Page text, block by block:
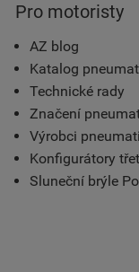
Pro motoristy
AZ blog
Katalog
Technické rady
Značení
Výrobci
Konfigurátory
Sluneční brýle